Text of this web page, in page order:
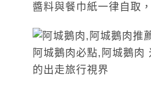
醬料與餐巾紙一律自取，